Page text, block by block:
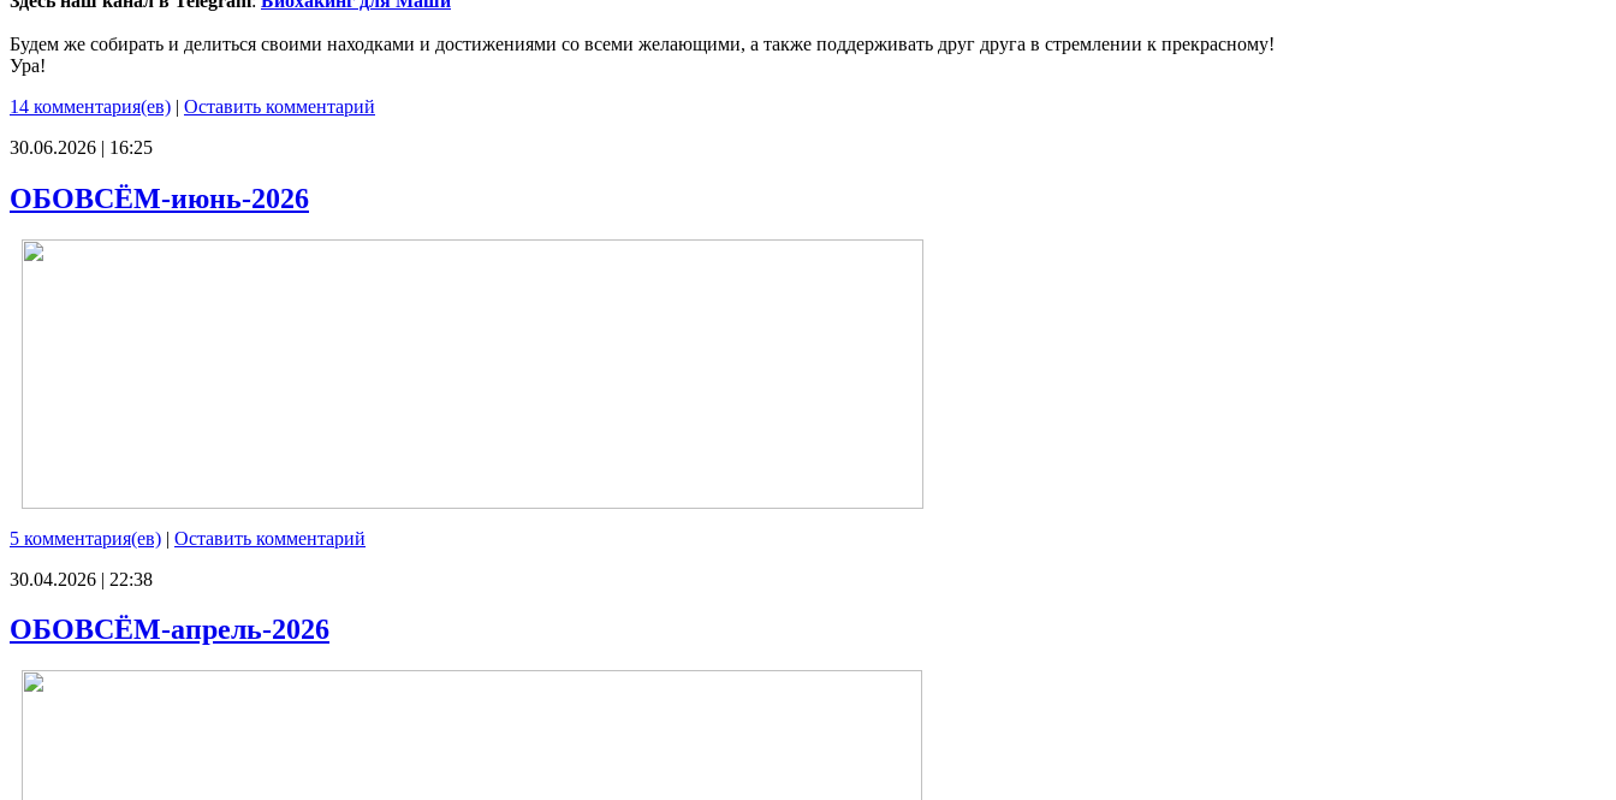
Будем же собирать и делиться своими находками и достижениями со всеми желающими, а также поддерживать друг друга в стремлении к прекрасному!
Ура!
14 комментария(ев) | Оставить комментарий
30.06.2026 | 16:25
ОБОВСЁМ-июнь-2026
5 комментария(ев) | Оставить комментарий
30.04.2026 | 22:38
ОБОВСЁМ-апрель-2026